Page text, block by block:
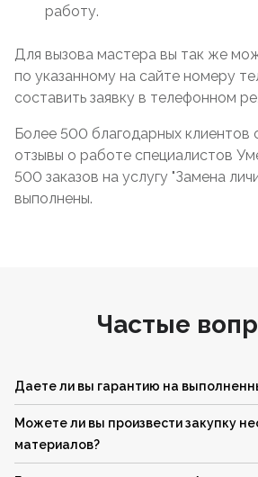
работу.
Для вызова мастера вы так же
по указанному на сайте номеру
составить заявку в телефонном
Более 500 благодарных клиентов
отзывы о работе специалистов
500 заказов на услугу "Замена
выполнены.
Частые
Даете ли вы гарантию на
Можете ли вы произвести закупку
материалов?